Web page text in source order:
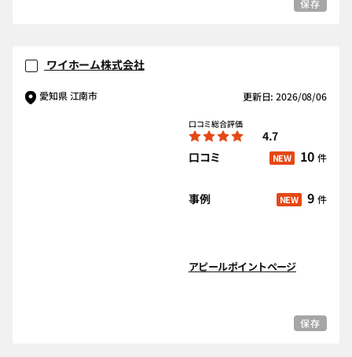
保存
ワイホーム株式会社
愛知県 江南市 更新日: 2026/08/06
口コミ総合評価
4.7
口コミ
NEW 10 件
事例 NEW 9 件
アピールポイントページ
保存